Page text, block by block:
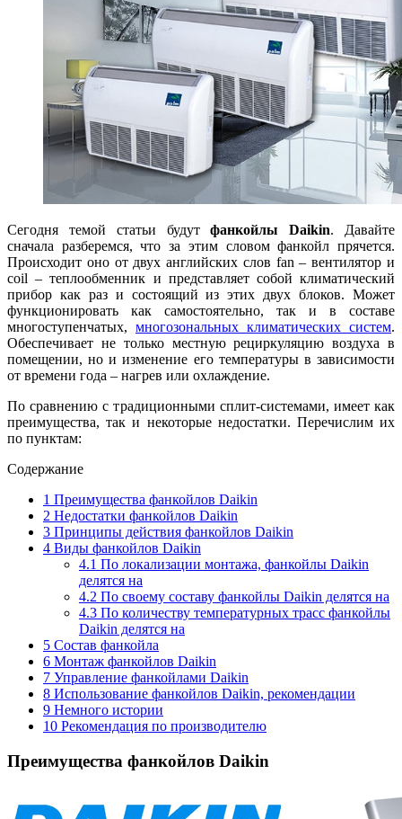
Сегодня темой статьи будутфанкойлы Daikin. Давайте
сначала разберемся, что за этим словом фанкойл прячется.
Происходит оно от двух английских слов fan – вентилятор и
coil – теплообменник и представляет собой климатический
прибор как раз и состоящий из этих двух блоков. Может
функционировать как самостоятельно, так и в составе
многоступенчатых, многозональных климатических систем.
Обеспечивает не только местную рециркуляцию воздуха в
помещении, но и изменение его температуры в зависимости
от времени года – нагрев или охлаждение.
По сравнению с традиционными сплит-системами, имеет как
преимущества, так и некоторые недостатки. Перечислим их
по пунктам:
Содержание
1 Преимущества фанкойлов Daikin
2 Недостатки фанкойлов Daikin
3 Принципы действия фанкойлов Daikin
4 Виды фанкойлов Daikin
4.1 По локализации монтажа, фанкойлы Daikin
делятся на
4.2 По своему составу фанкойлы Daikin делятся на
4.3 По количеству температурных трасс фанкойлы
Daikin делятся на
5 Состав фанкойла
6 Монтаж фанкойлов Daikin
7 Управление фанкойлами Daikin
8 Использование фанкойлов Daikin, рекомендации
9 Немного истории
10 Рекомендация по производителю
Преимущества фанкойлов Daikin